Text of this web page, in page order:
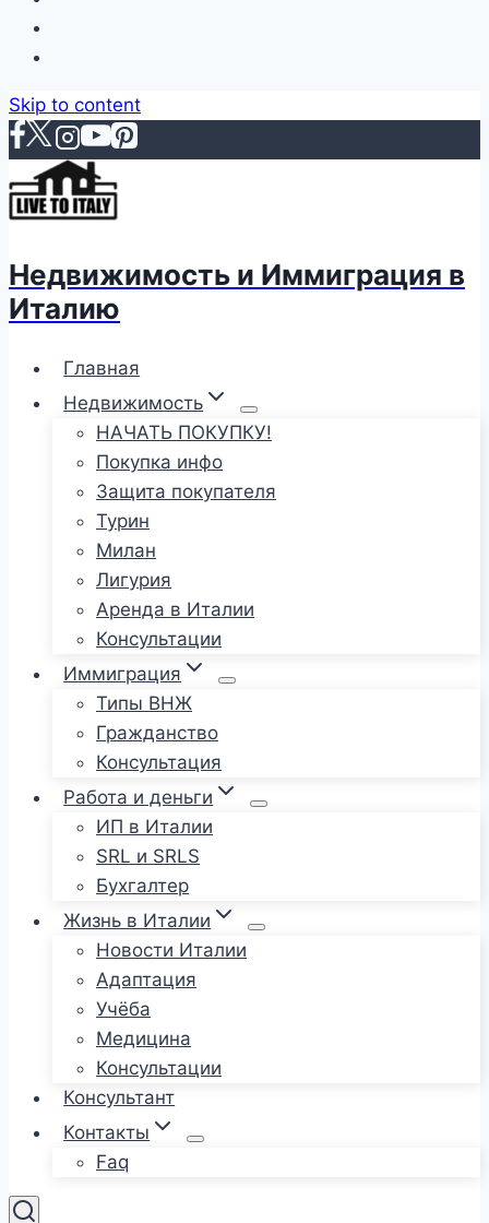
Skip to content
Недвижимость и Иммиграция в
Италию
Главная
Недвижимость
НАЧАТЬ ПОКУПКУ!
Покупка инфо
Защита покупателя
Турин
Милан
Лигурия
Аренда в Италии
Консультации
Иммиграция
Типы ВНЖ
Гражданство
Консультация
Работа и деньги
ИП в Италии
SRL и SRLS
Бухгалтер
Жизнь в Италии
Новости Италии
Адаптация
Учёба
Медицина
Консультации
Консультант
Контакты
Faq